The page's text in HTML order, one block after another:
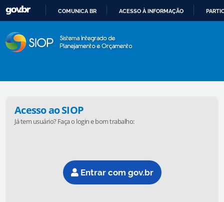
O
CONTEÚDO
COMUNICA BR ACESSO À INFORMAÇÃO
Página de Login do SIOP
Acesso ao SIOP
Já tem usuário? Faça o login e bom trabalho:
Entrar com gov.br